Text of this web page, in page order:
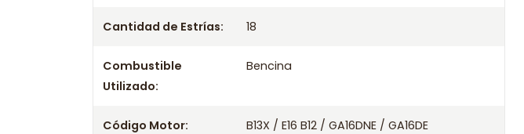
Cantidad de Estrías: 18
Combustible
Utilizado:
Bencina
Código Motor: B13X / E16 B12 / GA16DNE / GA16DE